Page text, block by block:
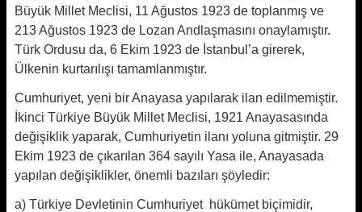
Büyük Millet Meclisi, 11 Ağustos 1923 de toplanmış ve
213 Ağustos 1923 de Lozan Andlaşmasını onaylamıştır.
Türk Ordusu da, 6 Ekim 1923 de İstanbul’a girerek,
Ülkenin kurtarılışı tamamlanmıştır.
Cumhuriyet, yeni bir Anayasa yapılarak ilan edilmemiştir.
İkinci Türkiye Büyük Millet Meclisi, 1921 Anayasasında
değişiklik yaparak, Cumhuriyetin ilanı yoluna gitmiştir. 29
Ekim 1923 de çıkarılan 364 sayılı Yasa ile, Anayasada
yapılan değişiklikler, önemli bazıları şöyledir:
a) Türkiye Devletinin Cumhuriyet hükümet biçimidir,